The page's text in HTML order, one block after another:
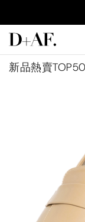
新品熱賣TOP50